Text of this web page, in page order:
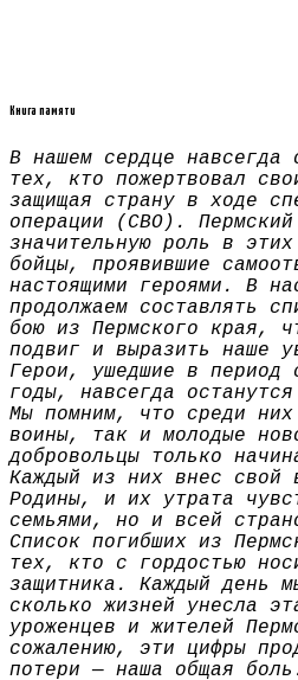
Книга памяти
В нашем сердце навсегда
тех, кто пожертвовал
защищая страну в ходе
операции (СВО).
значительную роль в
бойцы, проявившие
настоящими героями. В
продолжаем составлять
бою из Пермского края,
подвиг и выразить наше
Герои, ушедшие в период
годы, навсегда
Мы помним, что среди
воины, так и молодые
добровольцы только
Каждый из них внес свой
Родины, и их утрата
семьями, но и всей
Список погибших из
тех, кто с гордостью
защитника. Каждый день
сколько жизней унесла
уроженцев и жителей
сожалению, эти цифры
потери — наша общая